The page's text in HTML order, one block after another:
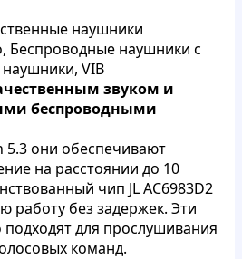
наушники
Беспроводные наушники с
VIB
звуком и
беспроводными
5.3 они обеспечивают
на расстоянии до 10
чип JL AC6983D2
работу без задержек. Эти
для прослушивания
команд.